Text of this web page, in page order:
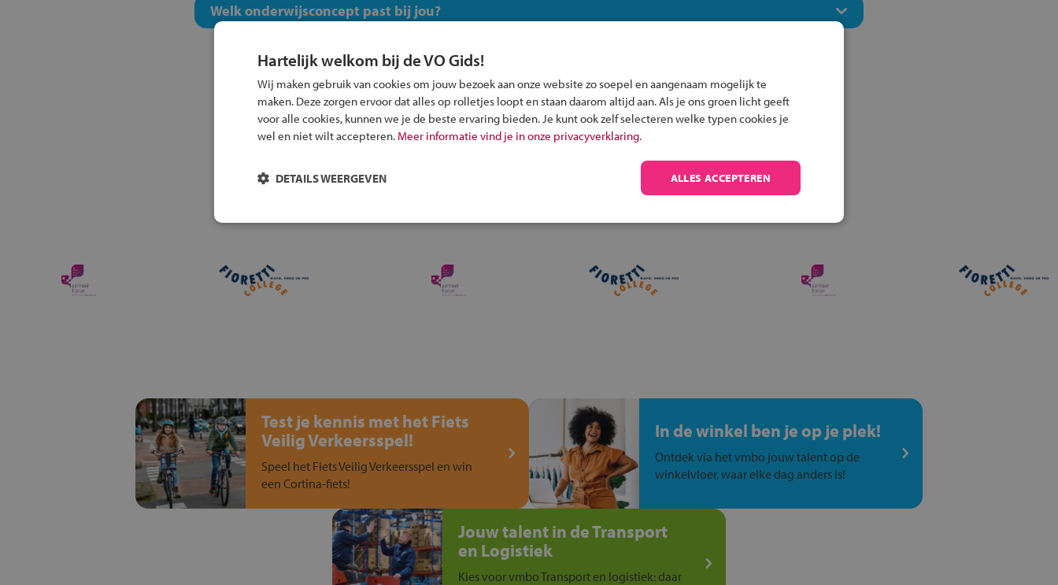
Welk onderwijsconcept past bij jou?
Inschrijven?
Test je kennis met het Fiets
Veilig Verkeersspel!
Speel het Fiets Veilig Verkeersspel en win
een Cortina-fiets!
In de winkel ben je op je plek!
Ontdek via het vmbo jouw talent op de
winkelvloer, waar elke dag anders is!
Jouw talent in de Transport
en Logistiek
Kies voor vmbo Transport en logistiek: daar
Hartelijk welkom bij de VO Gids!
Wij maken gebruik van cookies om jouw bezoek aan onze website zo soepel en aangenaam mogelijk te
maken. Deze zorgen ervoor dat alles op rolletjes loopt en staan daarom altijd aan. Als je ons groen licht geeft
voor alle cookies, kunnen we je de beste ervaring bieden. Je kunt ook zelf selecteren welke typen cookies je
wel en niet wilt accepteren. Meer informatie vind je in onze privacyverklaring.
ALLES ACCEPTEREN
DETAILS WEERGEVEN